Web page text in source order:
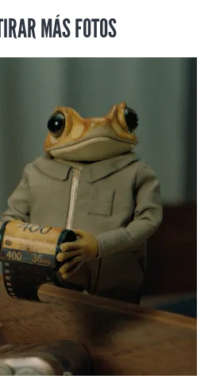
MÁS FOTOS